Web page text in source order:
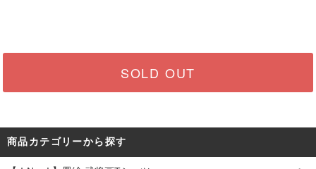
SOLD OUT
商品カテゴリーから探す